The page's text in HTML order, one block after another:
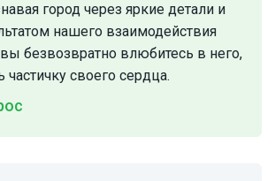
город через яркие детали и
нашего взаимодействия
вы безвозвратно влюбитесь в него,
частичку своего сердца.